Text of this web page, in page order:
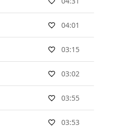
04:01
03:15
03:02
03:55
03:53